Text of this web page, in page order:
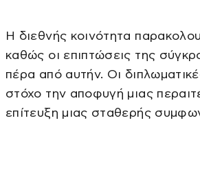
Η διεθνής κοινότητα
καθώς οι επιπτώσεις της
πέρα από αυτήν. Οι
στόχο την αποφυγή μιας
επίτευξη μιας σταθερής